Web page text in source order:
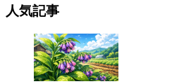
人気記事